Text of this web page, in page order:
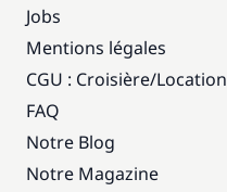
Jobs
Mentions légales
CGU : Croisière/Location
FAQ
Notre Blog
Notre Magazine